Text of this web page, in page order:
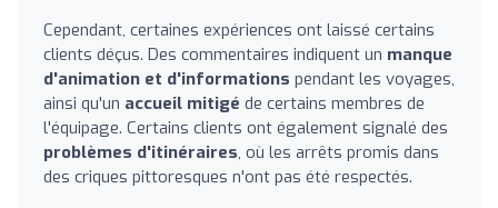
Cependant, certaines expériences ont laissé certains
clients déçus. Des commentaires indiquent un manque
d'animation et d'informations pendant les voyages,
ainsi qu'un accueil mitigé de certains membres de
l'équipage. Certains clients ont également signalé des
problèmes d'itinéraires, où les arrêts promis dans
des criques pittoresques n'ont pas été respectés.